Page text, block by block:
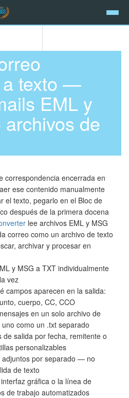
a texto —
EML y
de
correspondencia encerrada en
ese contenido manualmente
texto, pegarlo en el Bloc de
después de la primera docena
lee archivos EML y MSG
correo como un archivo de texto
archivar y procesar en
y MSG a TXT individualmente
vez
campos aparecen en la salida:
cuerpo, CC, CCO
en un solo archivo de
como un .txt separado
de salida por fecha, remitente o
personalizables
adjuntos por separado — no
de texto
gráfica o la línea de
de trabajo automatizados